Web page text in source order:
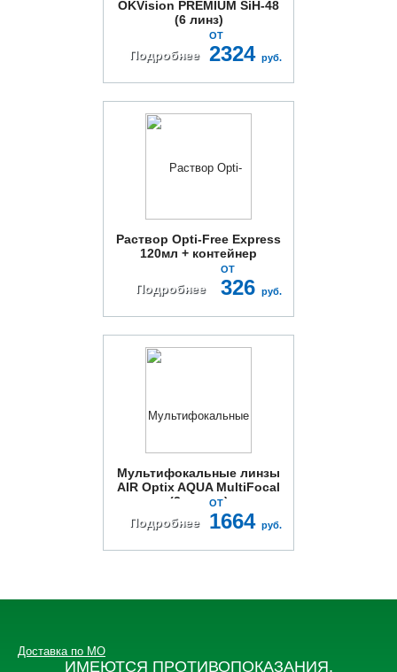
OKVision PREMIUM SiH-48
(6 линз)
Подробнее
ОТ
2324 руб.
Раствор Opti-Free Express
120мл + контейнер
Подробнее
ОТ
326 руб.
Мультифокальные линзы
AIR Optix AQUA MultiFocal
(3 линзы)
Подробнее
ОТ
1664 руб.
ИМЕЮТСЯ ПРОТИВОПОКАЗАНИЯ,
Доставка по МО